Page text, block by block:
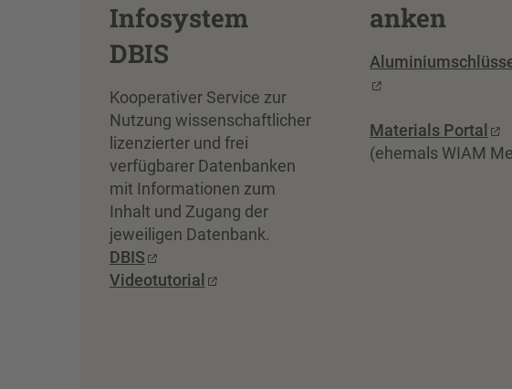
Infosystem
DBIS
Kooperativer Service zur
Nutzung wissenschaftlicher
lizenzierter und frei
verfügbarer Datenbanken
mit Informationen zum
Inhalt und Zugang der
jeweiligen Datenbank.
DBIS
Videotutorial
anken
Materials Portal
(ehemals WIAM